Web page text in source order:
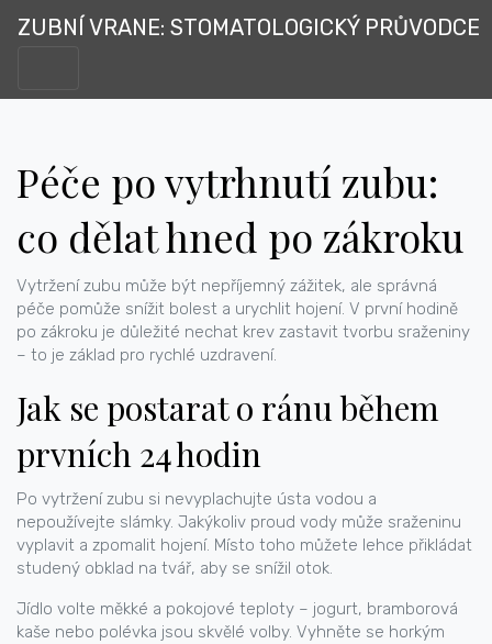
ZUBNÍ VRANE: STOMATOLOGICKÝ PRŮVODCE
Péče po vytrhnutí zubu:
co dělat hned po zákroku
Vytržení zubu může být nepříjemný zážitek, ale správná
péče pomůže snížit bolest a urychlit hojení. V první hodině
po zákroku je důležité nechat krev zastavit tvorbu sraženiny
– to je základ pro rychlé uzdravení.
Jak se postarat o ránu během
prvních 24 hodin
Po vytržení zubu si nevyplachujte ústa vodou a
nepoužívejte slámky. Jakýkoliv proud vody může sraženinu
vyplavit a zpomalit hojení. Místo toho můžete lehce přikládat
studený obklad na tvář, aby se snížil otok.
Jídlo volte měkké a pokojové teploty – jogurt, bramborová
kaše nebo polévka jsou skvělé volby. Vyhněte se horkým